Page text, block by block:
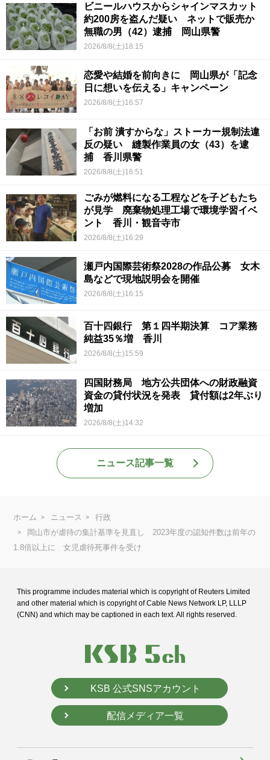
ビニールハウスからシャインマスカット
約200房を盗んだ疑い ネットで販売か
無職の男（42）逮捕 岡山県警
2026/8/8(土)18:15
恋愛や結婚を前向きに 岡山県が「記念
日に想いを伝える」キャンペーン
2026/8/8(土)16:57
「お前 潰すからな」ストーカー規制法違
反の疑い 縫製作業員の女（43）を逮
捕 香川県警
2026/8/8(土)16:51
ごみが燃料になる工程などを子どもたち
が見学 廃棄物処理工場で環境学習イベ
ント 香川・観音寺市
2026/8/8(土)16:29
瀬戸内国際芸術祭2028の作品公募 女木
島などで現地説明会を開催
2026/8/8(土)16:15
百十四銀行 第１四半期決算 コア業務
純益35％増 香川
2026/8/8(土)15:59
四国財務局 地方公共団体への財政融資
資金の貸付状況を発表 貸付額は2年ぶり
増加
2026/8/8(土)14:32
ニュース記事一覧
ホーム ニュース
行政
岡山市が虐待の集計基準を見直し 2023年度の認知件数は前年の
1.8倍以上に 女児虐待死事件を受け
This programme includes material which is copyright of Reuters Limited
and other material which is copyright of Cable News Network LP, LLLP
(CNN) and which may be captioned in each text. All rights reserved.
KSB 公式SNSアカウント
配信メディア一覧